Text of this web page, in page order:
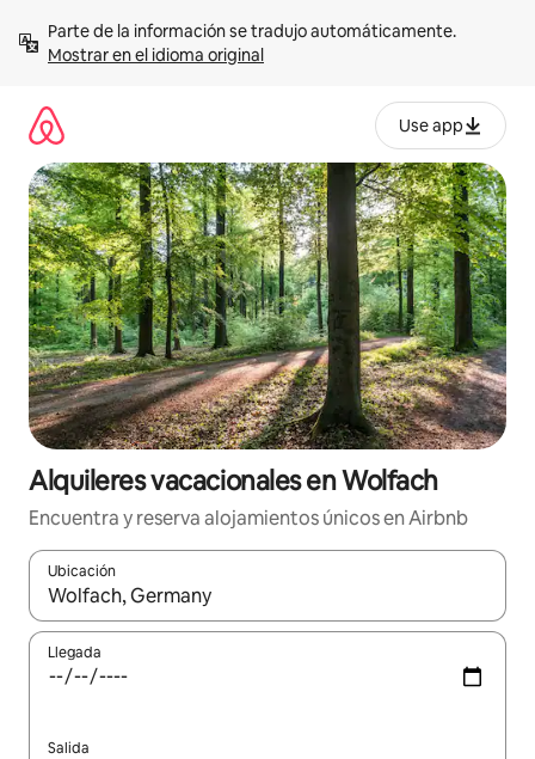
contenidoMostrar en el idioma original
Use app
Alquileres vacacionales en Wolfach
Encuentra y reserva alojamientos únicos en Airbnb
Ubicación
Cuando los resultados estén disponibles, navega con las
Llegada
Salida